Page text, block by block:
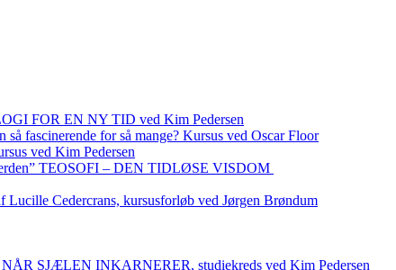
FOR EN NY TID ved Kim Pedersen
fascinerende for så mange? Kursus ved Oscar Floor
ved Kim Pedersen
TEOSOFI – DEN TIDLØSE VISDOM
Cedercrans, kursusforløb ved Jørgen Brøndum
SJÆLEN INKARNERER, studiekreds ved Kim Pedersen